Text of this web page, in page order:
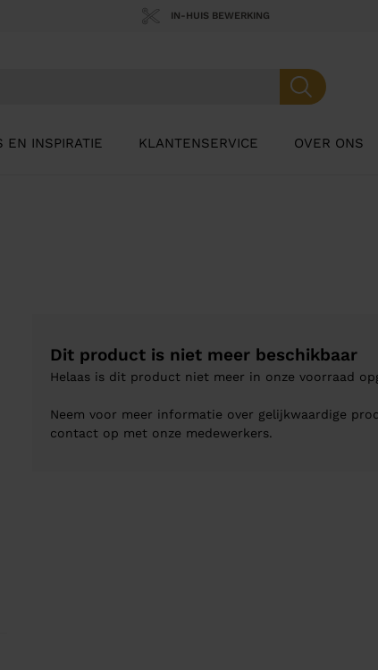
IN-HUIS BEWERKING
EN INSPIRATIE KLANTENSERVICE OVER ONS
Dit product is niet meer beschikbaar
Helaas is dit product niet meer in onze voorraad
Neem voor meer informatie over gelijkwaardige
contact op met onze medewerkers.